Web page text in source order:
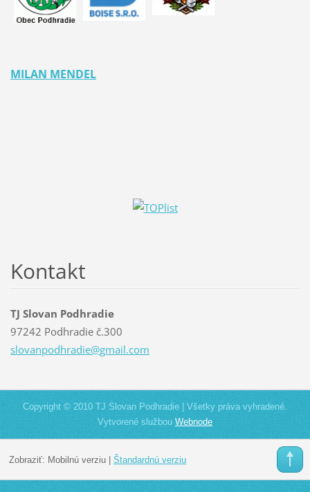
MILAN MENDEL
Kontakt
TJ Slovan Podhradie
97242 Podhradie č.300
slovanpodhradie@gmail.com
Copyright © 2010 TJ Slovan Podhradie | Všetky práva vyhradené.
Vytvorené službouWebnode
Zobraziť: Mobilnú verziu| Štandardnú verziu